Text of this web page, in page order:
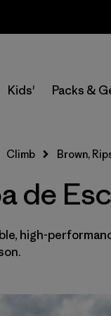
Kids' Packs &
Climb Brown,
de
high-